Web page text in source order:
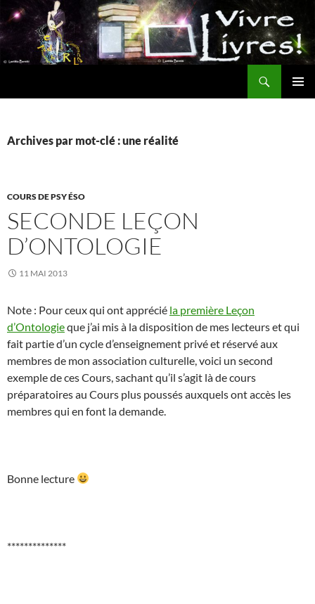
Aller
au
contenu
Archives par mot-clé : une réalité
COURS DE PSY ÉSO
SECONDE LEÇON
D’ONTOLOGIE
11 MAI 2013
Note : Pour ceux qui ont apprécié la première Leçon
d’Ontologieque j’ai mis à la disposition de mes lecteurs et qui
fait partie d’un cycle d’enseignement privé et réservé aux
membres de mon association culturelle, voici un second
exemple de ces Cours, sachant qu’il s’agit là de cours
préparatoires au Cours plus poussés auxquels ont accès les
membres qui en font la demande.
Bonne lecture
**************